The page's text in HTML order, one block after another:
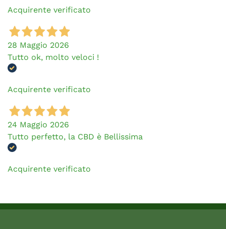
Acquirente verificato
28 Maggio 2026
Tutto ok, molto veloci !
Acquirente verificato
24 Maggio 2026
Tutto perfetto, la CBD è Bellissima
Acquirente verificato